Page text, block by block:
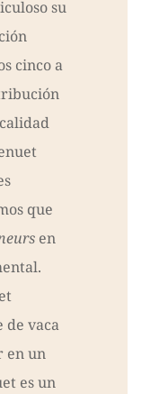
su
cinco a
que
en
de vaca
en un
es un